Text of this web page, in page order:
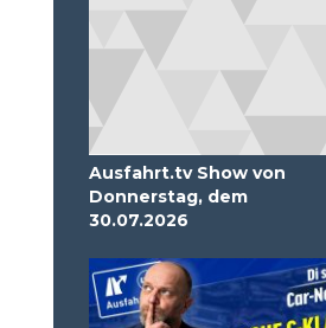
Ausfahrt.tv Show von
Donnerstag, dem
30.07.2026